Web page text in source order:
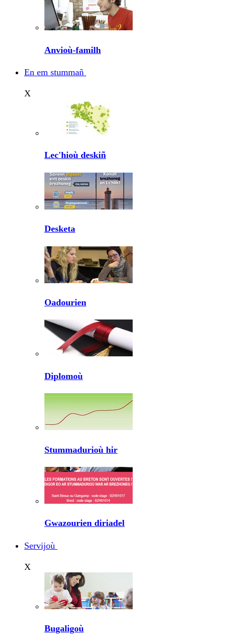
Anvioù-familh
En em stummañ
X
Lec'hioù deskiñ
Desketa
Oadourien
Diplomoù
Stummadurioù hir
Gwazourien diriadel
Servijoù
X
Bugaligoù